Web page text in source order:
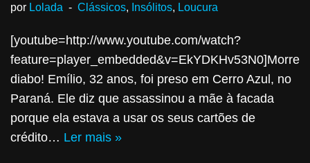
por Lolada Clássicos, Insólitos, Loucura
[youtube=http://www.youtube.com/watch?
feature=player_embedded&v=EkYDKHv53N0]Morre
diabo! Emílio, 32 anos, foi preso em Cerro Azul, no
Paraná. Ele diz que assassinou a mãe à facada
porque ela estava a usar os seus cartões de
crédito… Ler mais »